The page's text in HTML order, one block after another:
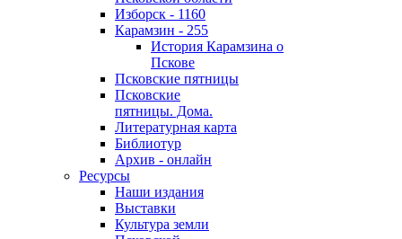
Изборск - 1160
Карамзин - 255
История Карамзина о
Пскове
Псковские пятницы
Псковские
пятницы. Дома.
Литературная карта
Библиотур
Архив - онлайн
Ресурсы
Наши издания
Выставки
Культура земли